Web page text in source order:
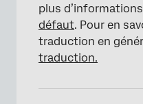
plus
défaut. Pour en
traduction en
traduction.